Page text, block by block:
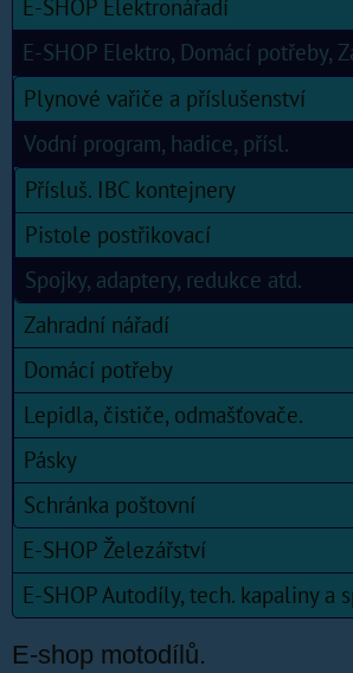
E-SHOP Elektronářadí
E-SHOP Elektro, Domácí potřeby,
Plynové vařiče a příslušenství
Vodní program, hadice, přísl.
Přísluš. IBC kontejnery
Pistole postřikovací
Spojky, adaptery, redukce atd.
Zahradní nářadí
Domácí potřeby
Lepidla, čističe, odmašťovače.
Pásky
Schránka poštovní
E-SHOP Železářství
E-SHOP Autodíly, tech. kapaliny a
E-shop motodílů.